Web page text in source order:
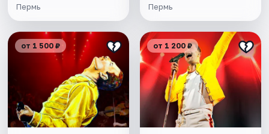
Пермь Пермь
от 1 500 ₽ от 1 200 ₽